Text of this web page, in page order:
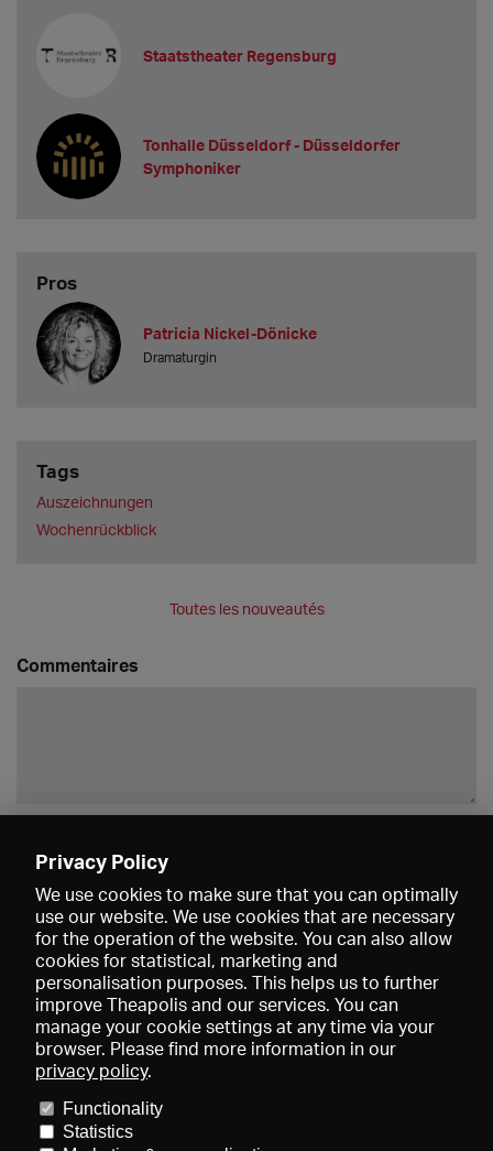
Staatstheater Regensburg
Tonhalle Düsseldorf - Düsseldorfer
Symphoniker
Pros
Patricia Nickel-Dönicke
Dramaturgin
Tags
Auszeichnungen
Wochenrückblick
Toutes les nouveautés
Commentaires
Données médiatiques
Conditions générales de vente
Privacy Policy
We use cookies to make sure that you can optimally
use our website. We use cookies that are necessary
for the operation of the website. You can also allow
cookies for statistical, marketing and
personalisation purposes. This helps us to further
improve Theapolis and our services. You can
manage your cookie settings at any time via your
browser. Please find more information in our
privacy policy.
Functionality
Statistics